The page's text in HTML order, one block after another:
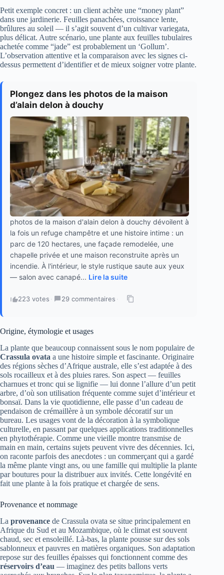
Petit exemple concret : un client achète une “money plant”
dans une jardinerie. Feuilles panachées, croissance lente,
brûlures au soleil — il s’agit souvent d’un cultivar variegata,
plus délicat. Autre scénario, une plante aux feuilles tubulaires
achetée comme “jade” est probablement un ‘Gollum’.
L’observation attentive et la comparaison avec les signes ci-
dessus permettent d’identifier et de mieux soigner votre plante.
Plongez dans les photos de la maison
d’alain delon à douchy
photos de la maison d'alain delon à douchy dévoilent à
la fois un refuge champêtre et une histoire intime : un
parc de 120 hectares, une façade remodelée, une
chapelle privée et une maison reconstruite après un
incendie. À l'intérieur, le style rustique saute aux yeux
— salon avec canapé... Lire la suite
223 votes · 29 commentaires ·
Origine, étymologie et usages
La plante que beaucoup connaissent sous le nom populaire de
Crassula ovata a une histoire simple et fascinante. Originaire
des régions sèches d’Afrique australe, elle s’est adaptée à des
sols rocailleux et à des pluies rares. Son aspect — feuilles
charnues et tronc qui se lignifie — lui donne l’allure d’un petit
arbre, d’où son utilisation fréquente comme sujet d’intérieur et
bonsaï. Dans la vie quotidienne, elle passe d’un cadeau de
pendaison de crémaillère à un symbole décoratif sur un
bureau. Les usages vont de la décoration à la symbolique
culturelle, en passant par quelques applications traditionnelles
en phytothérapie. Comme une vieille montre transmise de
main en main, certains sujets peuvent vivre des décennies. Ici,
on raconte parfois des anecdotes : un commerçant qui a gardé
la même plante vingt ans, ou une famille qui multiplie la plante
par boutures pour la distribuer aux invités. Cette longévité en
fait une plante à la fois pratique et chargée de sens.
Provenance et nommage
La provenance de Crassula ovata se situe principalement en
Afrique du Sud et au Mozambique, où le climat est souvent
chaud, sec et ensoleillé. Là-bas, la plante pousse sur des sols
sablonneux et pauvres en matières organiques. Son adaptation
repose sur des feuilles épaisses qui fonctionnent comme des
réservoirs d’eau — imaginez des petits ballons verts